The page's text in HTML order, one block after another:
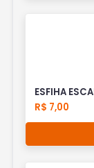
ESFIHA
R$ 7,00